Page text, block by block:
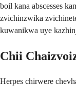
boil kana abscesses
zvichinzwika
kuwanikwa uye
Chii
Herpes chirwere